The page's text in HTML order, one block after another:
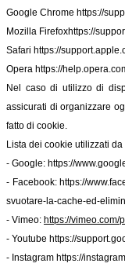
Google Chrome https://
Mozilla Firefoxhttps://
Safari https://
Opera https://
Nel caso di utilizzo di
assicurati di organizzare
fatto di cookie.
Lista dei cookie utilizzati da
- Google: https://
- Facebook: https://
svuotare-la-cache-ed-
- Vimeo: https://vimeo.com/
- Youtube https://
- Instagram https://